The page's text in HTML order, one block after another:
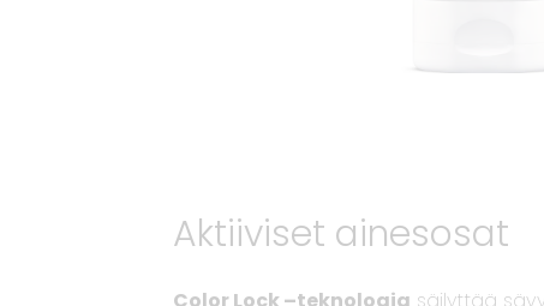
Aktiiviset ainesosat
Color Lock –teknologia säilyttää